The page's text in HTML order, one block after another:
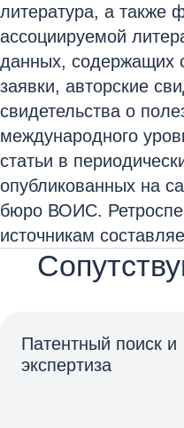
литература, а также
ассоциируемой
данных, содержащих
заявки, авторские
свидетельства о
международного
статьи в
опубликованных на
бюро ВОИС.
источникам
Патентный поиск и
экспертиза